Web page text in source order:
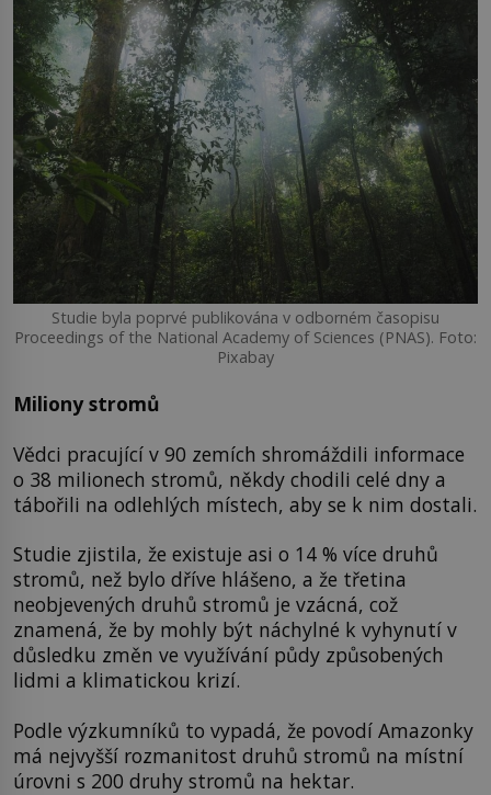
Studie byla poprvé publikována v odborném časopisu
Proceedings of the National Academy of Sciences (PNAS). Foto:
Pixabay
Miliony stromů
Vědci pracující v 90 zemích shromáždili informace
o 38 milionech stromů, někdy chodili celé dny a
tábořili na odlehlých místech, aby se k nim dostali.
Studie zjistila, že existuje asi o 14 % více druhů
stromů, než bylo dříve hlášeno, a že třetina
neobjevených druhů stromů je vzácná, což
znamená, že by mohly být náchylné k vyhynutí v
důsledku změn ve využívání půdy způsobených
lidmi a klimatickou krizí.
Podle výzkumníků to vypadá, že povodí Amazonky
má nejvyšší rozmanitost druhů stromů na místní
úrovni s 200 druhy stromů na hektar.